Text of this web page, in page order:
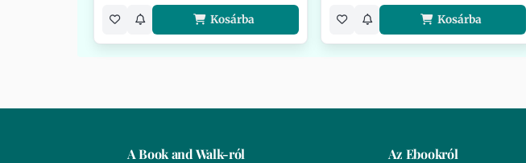
Kosárba Kosárba
A Book and Walk-ról Az Ebookról